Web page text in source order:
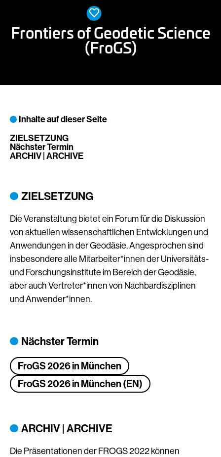
Frontiers of Geodetic Science
(FroGS)
Inhalte auf dieser Seite
ZIELSETZUNG
Nächster Termin
ARCHIV | ARCHIVE
ZIELSETZUNG
Die Veranstaltung bietet ein Forum für die Diskussion
von aktuellen wissenschaftlichen Entwicklungen und
Anwendungen in der Geodäsie. Angesprochen sind
insbesondere alle Mitarbeiter*innen der Universitäts-
und Forschungsinstitute im Bereich der Geodäsie,
aber auch Vertreter*innen von Nachbardisziplinen
und Anwender*innen.
Nächster Termin
FroGS 2026 in München
FroGS 2026 in München (EN)
ARCHIV | ARCHIVE
Die Präsentationen der FROGS 2022 können